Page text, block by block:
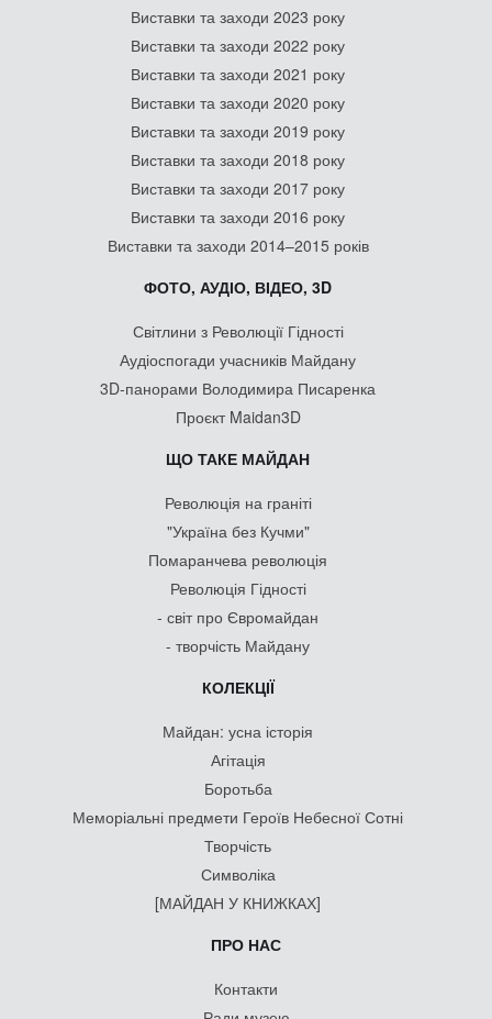
Виставки та заходи 2023 року
Виставки та заходи 2022 року
Виставки та заходи 2021 року
Виставки та заходи 2020 року
Виставки та заходи 2019 року
Виставки та заходи 2018 року
Виставки та заходи 2017 року
Виставки та заходи 2016 року
Виставки та заходи 2014–2015 років
ФОТО, АУДІО, ВІДЕО, 3D
Світлини з Революції Гідності
Аудіоспогади учасників Майдану
3D-панорами Володимира Писаренка
Проєкт Maidan3D
ЩО ТАКЕ МАЙДАН
Революція на граніті
"Україна без Кучми"
Помаранчева революція
Революція Гідності
- світ про Євромайдан
- творчість Майдану
КОЛЕКЦІЇ
Майдан: усна історія
Агітація
Боротьба
Меморіальні предмети Героїв Небесної Сотні
Творчість
Символіка
[МАЙДАН У КНИЖКАХ]
ПРО НАС
Контакти